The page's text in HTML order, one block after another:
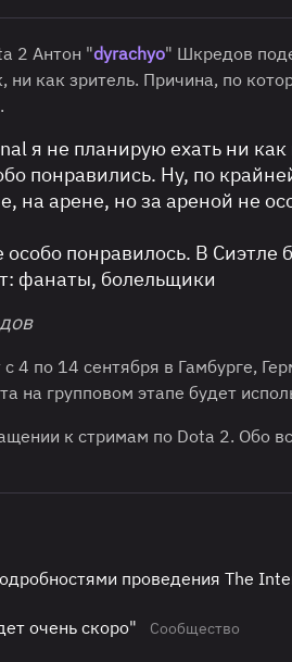
2 Антон "dyrachyo" Шкредов
ни как зритель. Причина, по
я не планирую ехать ни
понравились. Ну, по
на арене, но за ареной не
понравилось. В Сиэтле
фанаты, болельщики
с 4 по 14 сентября в Гамбурге,
на групповом этапе будет
к стримам по Dota 2. Обо
проведения The
очень скоро" Сообщество